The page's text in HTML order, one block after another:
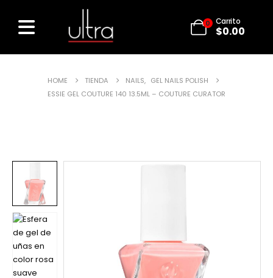
0 Carrito
$0.00
HOME TIENDA NAILS, GEL NAILS POLISH
ESSIE GEL COUTURE 140 13.5ML – COUTURE CURATOR